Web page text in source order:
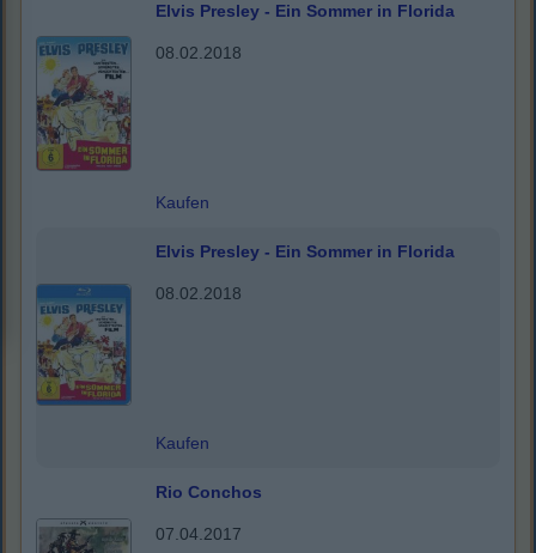
Elvis Presley - Ein Sommer in Florida
08.02.2018
Kaufen
Elvis Presley - Ein Sommer in Florida
08.02.2018
Kaufen
Rio Conchos
07.04.2017